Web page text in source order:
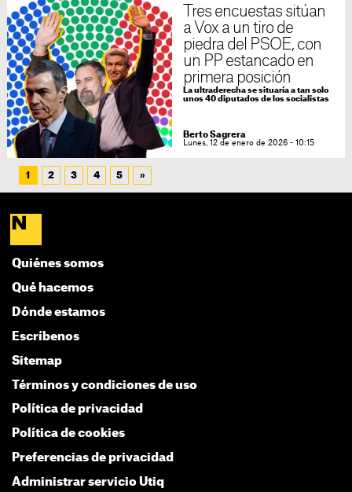
Tres encuestas sitúan
a Vox a un tiro de
piedra del PSOE, con
un PP estancado en
primera posición
La ultraderecha se situaría a tan solo
unos 40 diputados de los socialistas
Berto Sagrera
Lunes, 12 de enero de 2026 - 10:15
1 2 3 4 5 »
Quiénes somos
Qué hacemos
Dónde estamos
Escríbenos
Sitemap
Términos y condiciones de uso
Política de privacidad
Política de cookies
Preferencias de privacidad
Administrar servicio Utiq